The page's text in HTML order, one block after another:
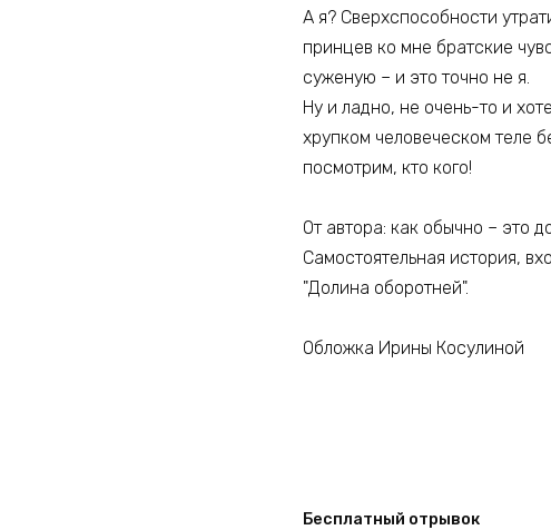
А я? Сверхспособности
принцев ко мне братские
суженую – и это точно не я.
Ну и ладно, не очень-то и
хрупком человеческом теле
посмотрим, кто кого!
От автора: как обычно – это
Самостоятельная история,
"Долина оборотней".
Обложка Ирины Косулиной
Бесплатный отрывок